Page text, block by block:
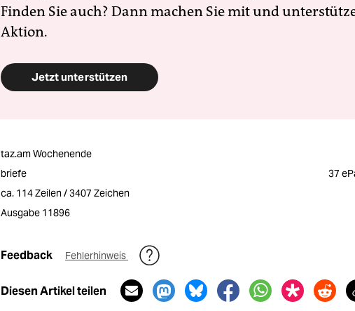
Finden Sie auch? Dann machen Sie mit und
Aktion.
Jetzt unterstützen
taz.am Wochenende
briefe
37
ca. 114 Zeilen / 3407 Zeichen
Ausgabe 11896
Feedback Fehlerhinweis
Diesen Artikel teilen